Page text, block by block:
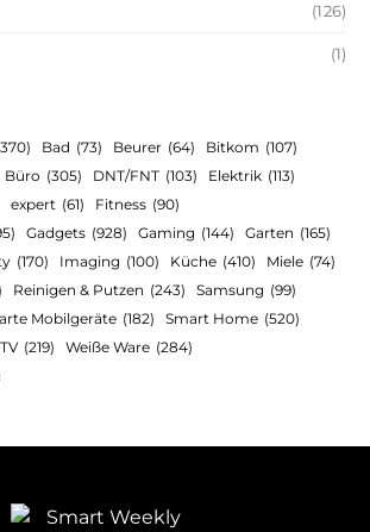
(126)
(1)
Bad (73) Beurer (64) Bitkom (107)
Büro (305) DNT/FNT (103) Elektrik (113)
expert (61) Fitness (90)
Gadgets (928) Gaming (144) Garten (165)
(170) Imaging (100) Küche (410) Miele (74)
Reinigen & Putzen (243) Samsung (99)
Mobilgeräte (182) Smart Home (520)
TV (219) Weiße Ware (284)